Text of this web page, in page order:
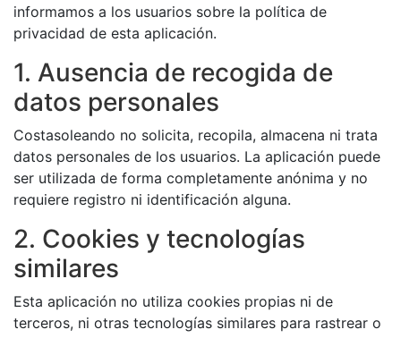
informamos a los usuarios sobre la política de
privacidad de esta aplicación.
1. Ausencia de recogida de
datos personales
Costasoleando no solicita, recopila, almacena ni trata
datos personales de los usuarios. La aplicación puede
ser utilizada de forma completamente anónima y no
requiere registro ni identificación alguna.
2. Cookies y tecnologías
similares
Esta aplicación no utiliza cookies propias ni de
terceros, ni otras tecnologías similares para rastrear o